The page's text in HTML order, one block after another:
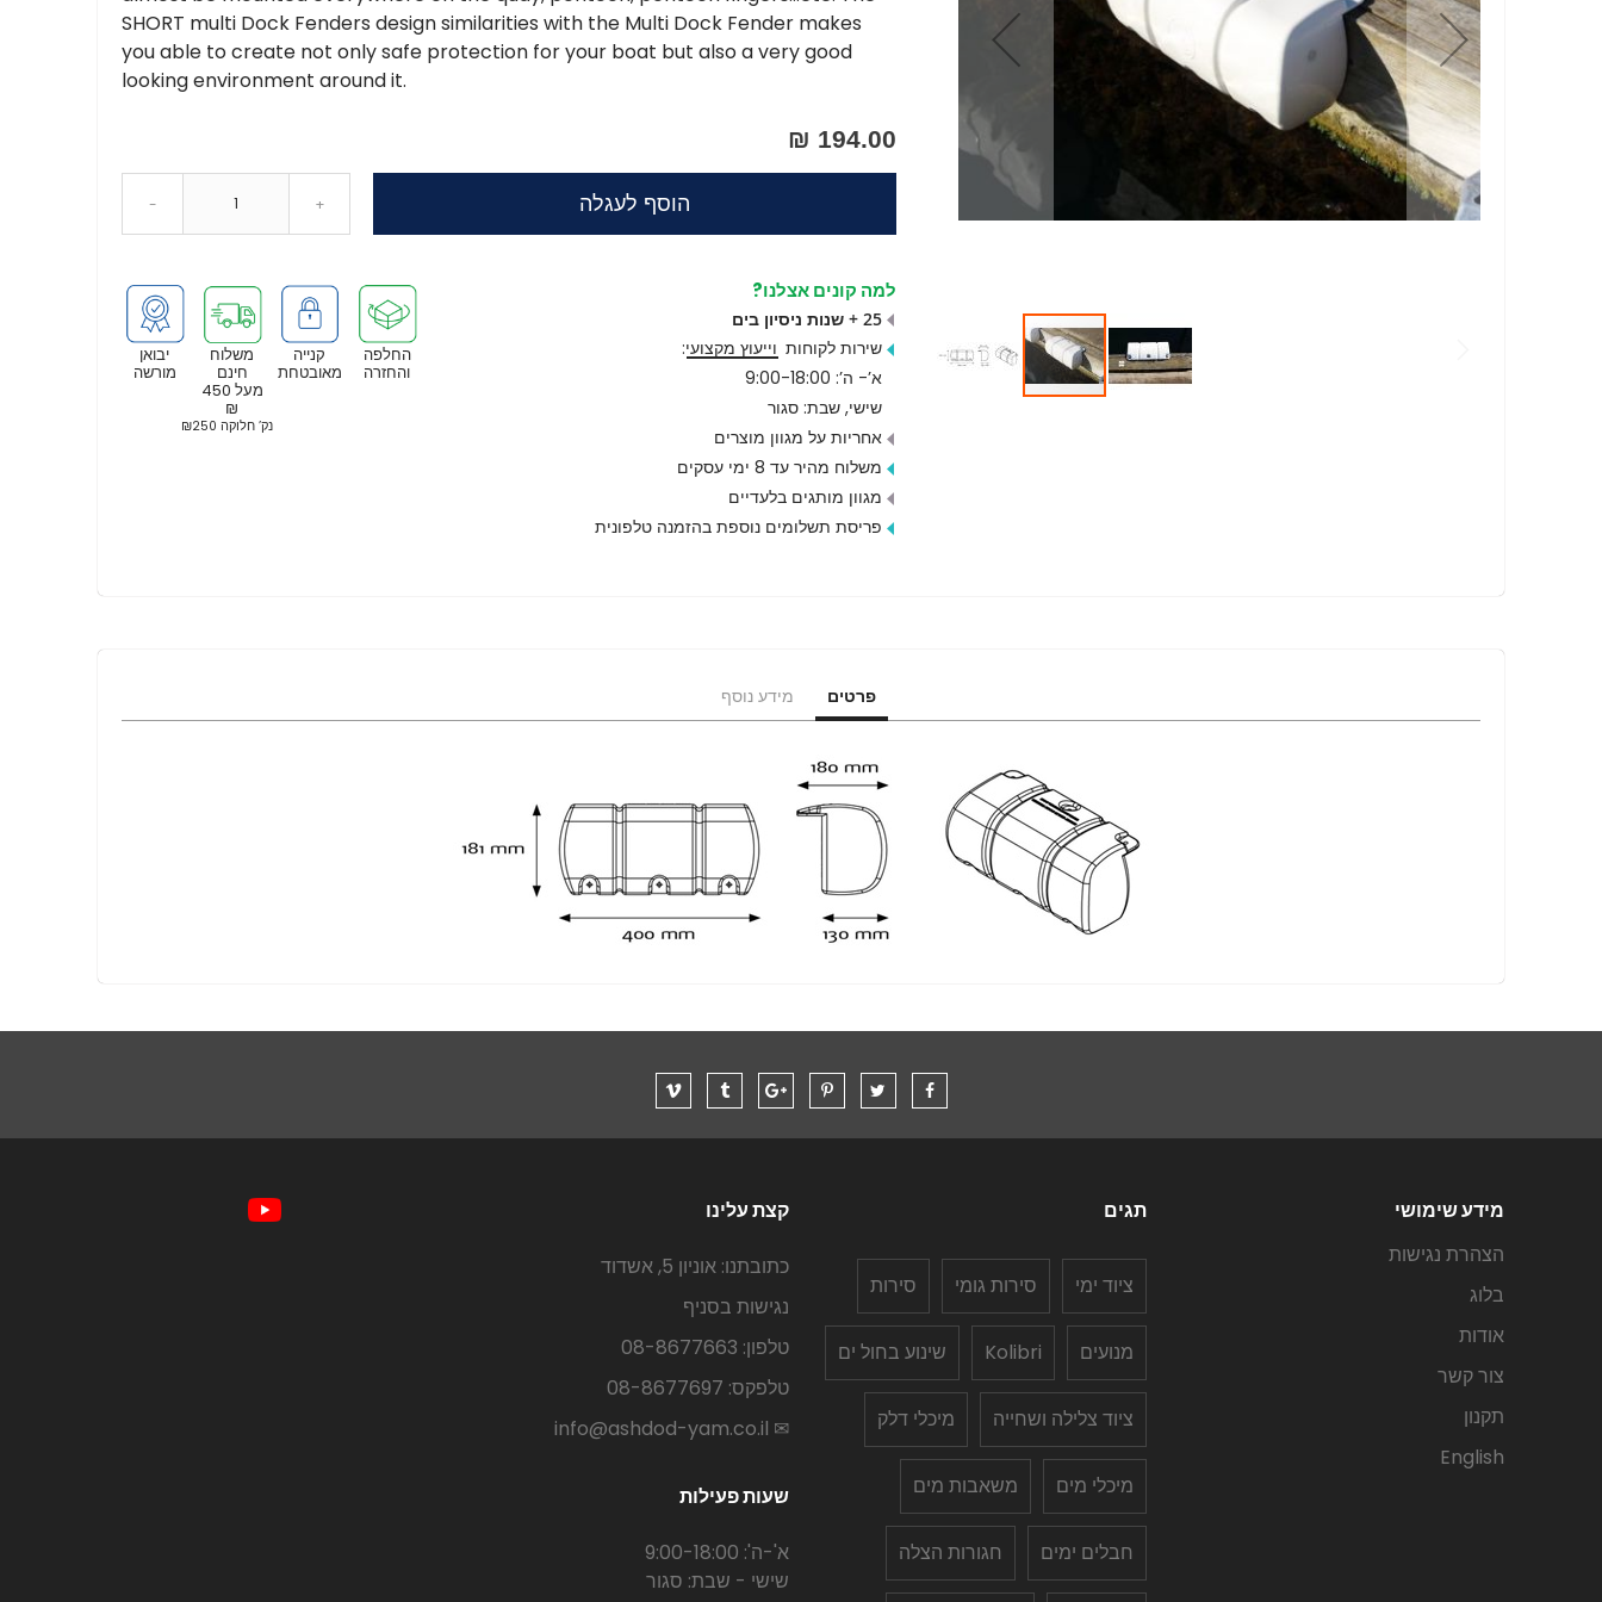
SHORT multi Dock Fenders design similarities with the Multi Dock Fender makes
you able to create not only safe protection for your boat but also a very good
looking environment around it.
194.00 ₪
- + הוסף לעגלה
יבואן
מורשה
משלוח
חינם
מעל 450
₪
נק’ חלוקה ₪250
קנייה
מאובטחת
החלפה
והחזרה
למה קונים אצלנו?
25 + שנות ניסיון בים
שירות לקוחות וייעוץ מקצועי:
א’- ה’: 9:00-18:00
שישי, שבת: סגור
אחריות על מגוון מוצרים
משלוח מהיר עד 8 ימי עסקים
מגוון מותגים בלעדיים
פריסת תשלומים נוספת בהזמנה טלפונית
פרטים מידע נוסף
מידע שימושי
הצהרת נגישות
בלוג
אודות
צור קשר
תקנון
English
תגים
ציוד ימי סירות גומי סירות
מנועים Kolibri שינוע בחול ים
ציוד צלילה ושחייה מיכלי דלק
מיכלי מים משאבות מים
חבלים ימים חגורות הצלה
קצת עלינו
כתובתנו: אוניון 5, אשדוד
נגישות בסניף
טלפון: 08-8677663
טלפקס: 08-8677697
✉ info@ashdod-yam.co.il
שעות פעילות
א'-ה': 9:00-18:00
שישי - שבת: סגור